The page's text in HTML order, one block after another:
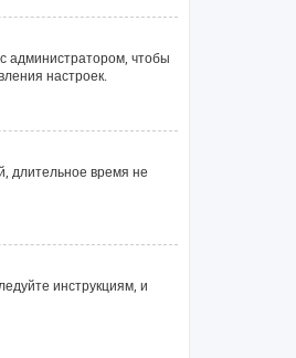
администратором, чтобы
настроек.
длительное время не
инструкциям, и